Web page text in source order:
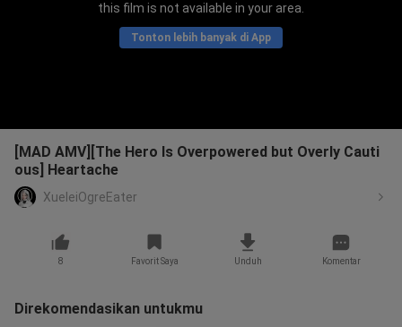
this film is not available in your area.
Tonton lebih banyak di App
[MAD AMV][The Hero Is Overpowered but Overly Cauti
ous] Heartache
XueleiOgreEater
8 Favorit Saya Unduh Komentar
Direkomendasikan untukmu
Bahasa Indonesia